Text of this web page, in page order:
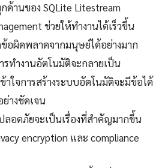
านของ SQLite Litestream
ช่วยให้ทำงานได้เร็วขึ้น
อผิดพลาดจากมนุษย์ได้อย่างมาก
รทำงานอัตโนมัติจะกลายเป็น
าใจการสร้างระบบอัตโนมัติจะมีข้อได้
างชัดเจน
ลอดภัยจะเป็นเรื่องที่สำคัญมากขึ้น
encryption และ compliance